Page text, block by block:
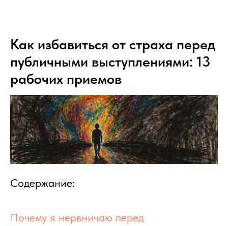
Как избавиться от страха перед
публичными выступлениями: 13
рабочих приемов
Содержание:
Почему я нервничаю перед